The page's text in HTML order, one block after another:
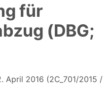
für
(DBG;
April 2016 (2C_701/2015 /